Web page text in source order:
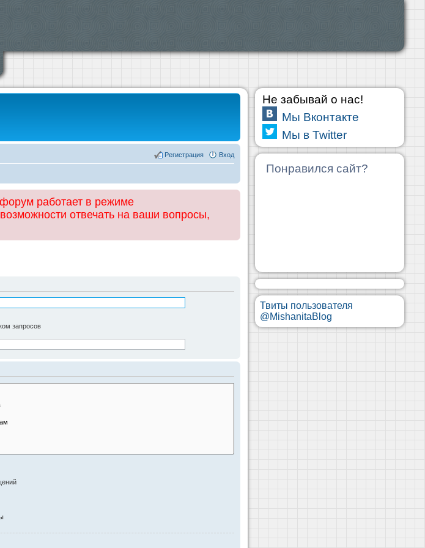
Вход
Регистрация
работает в режиме
отвечать на ваши вопросы,
запросов
Не забывай о нас!
Мы Вконтакте
Мы в Twitter
Понравился сайт?
Твиты пользователя
@MishanitaBlog